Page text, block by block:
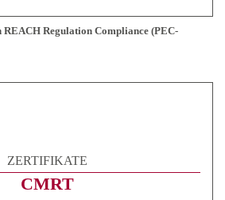
Regulation Compliance (PEC-
ZERTIFIKATE
CMRT